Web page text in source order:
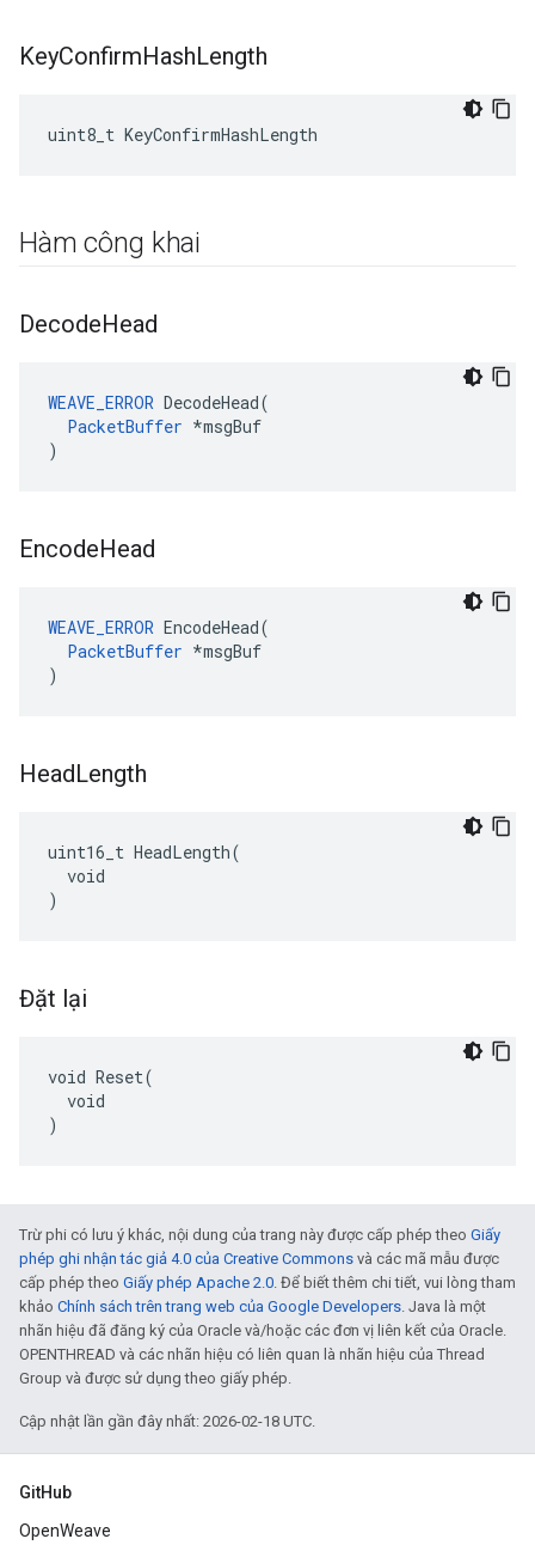
KeyConfirmHashLength
uint8_t KeyConfirmHashLength
Hàm công khai
DecodeHead
WEAVE_ERROR DecodeHead(
PacketBuffer *msgBuf
)
EncodeHead
WEAVE_ERROR EncodeHead(
PacketBuffer *msgBuf
)
HeadLength
uint16_t HeadLength(
  void
)
Đặt lại
void Reset(
  void
)
Trừ phi có lưu ý khác, nội dung của trang này được cấp phép theo Giấy
phép ghi nhận tác giả 4.0 của Creative Commons và các mã mẫu được
cấp phép theo Giấy phép Apache 2.0. Để biết thêm chi tiết, vui lòng tham
khảo Chính sách trên trang web của Google Developers. Java là một
nhãn hiệu đã đăng ký của Oracle và/hoặc các đơn vị liên kết của Oracle.
OPENTHREAD và các nhãn hiệu có liên quan là nhãn hiệu của Thread
Group và được sử dụng theo giấy phép.
Cập nhật lần gần đây nhất: 2026-02-18 UTC.
GitHub
OpenWeave